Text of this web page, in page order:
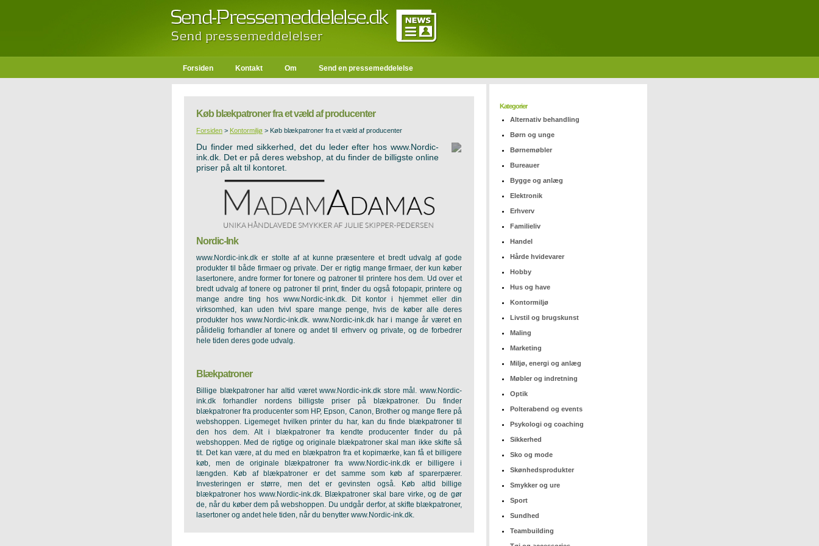
Forsiden Kontakt Om Send en pressemeddelelse
Køb blækpatroner fra et væld af producenter
Forsiden > Kontormiljø > Køb blækpatroner fra et væld af producenter
Du finder med sikkerhed, det du leder efter hos www.Nordic-
ink.dk. Det er på deres webshop, at du finder de billigste online
priser på alt til kontoret.
Nordic-Ink
www.Nordic-ink.dk er stolte af at kunne præsentere et bredt udvalg af gode
produkter til både firmaer og private. Der er rigtig mange firmaer, der kun køber
lasertonere, andre former for tonere og patroner til printere hos dem. Ud over et
bredt udvalg af tonere og patroner til print, finder du også fotopapir, printere og
mange andre ting hos www.Nordic-ink.dk. Dit kontor i hjemmet eller din
virksomhed, kan uden tvivl spare mange penge, hvis de køber alle deres
produkter hos www.Nordic-ink.dk. www.Nordic-ink.dkhar i mange år været en
pålidelig forhandler af tonere og andet til erhverv og private, og de forbedrer
hele tiden deres gode udvalg.
Blækpatroner
Billige blækpatroner har altid væretwww.Nordic-ink.dk store mål. www.Nordic-
ink.dk forhandler nordens billigste priser på blækpatroner. Du finder
blækpatroner fra producenter som HP, Epson, Canon, Brother og mange flere på
webshoppen. Ligemeget hvilken printer du har, kan du finde blækpatroner til
den hos dem. Alt i blækpatroner fra kendte producenter finder du på
webshoppen. Med de rigtige og originale blækpatroner skal man ikke skifte så
tit. Det kan være, at du med en blækpatron fra et kopimærke, kan få et billigere
køb, men de originale blækpatroner fra www.Nordic-ink.dk er billigere i
længden. Køb af blækpatroner er det samme som køb af sparerpærer.
Investeringen er større, men det er gevinsten også. Køb altid billige
blækpatroner hos www.Nordic-ink.dk. Blækpatroner skal bare virke, og de gør
de, når du køber dem på webshoppen. Du undgår derfor, at skifte blækpatroner,
lasertoner og andet hele tiden, når du benytter www.Nordic-ink.dk.
Kategorier
Alternativ behandling
Børn og unge
Børnemøbler
Bureauer
Bygge og anlæg
Elektronik
Erhverv
Familieliv
Handel
Hårde hvidevarer
Hobby
Hus og have
Kontormiljø
Livstil og brugskunst
Maling
Marketing
Miljø, energi og anlæg
Møbler og indretning
Optik
Polterabend og events
Psykologi og coaching
Sikkerhed
Sko og mode
Skønhedsprodukter
Smykker og ure
Sport
Sundhed
Teambuilding